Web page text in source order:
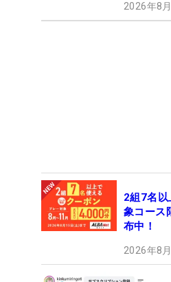
2026年8
2組7名以
象コース
布中！
2026年8